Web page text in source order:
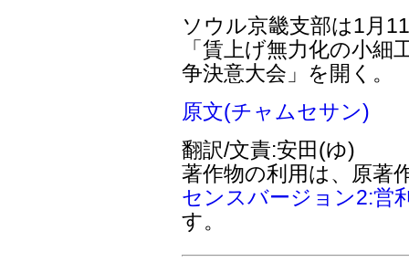
ソウル京畿支部は1月
「賃上げ無力化の小
争決意大会」を開く。
原文(チャムセサン)
翻訳/文責:安田(ゆ)
著作物の利用は、原著
センスバージョン2:営
す。